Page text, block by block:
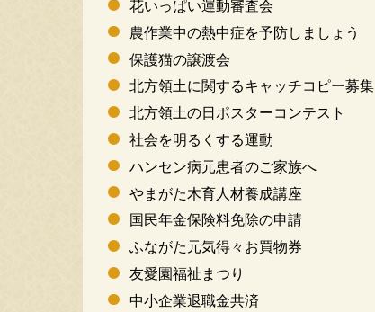
花いっぱい運動審査会
農作業中の熱中症を予防しましょう
保護猫の譲渡会
北方領土に関するキャッチコピー募集
北方領土の日ポスターコンテスト
社会を明るくする運動
ハンセン病元患者のご家族へ
やまがた木育人材養成講座
国民年金保険料免除の申請
ふながた元気得々お買物券
友愛園福祉まつり
中小企業退職金共済